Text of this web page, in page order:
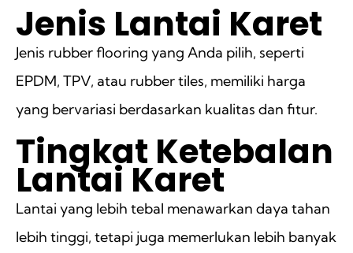
Jenis Lantai Karet
Jenis rubber flooring yang Anda pilih, seperti
EPDM, TPV, atau rubber tiles, memiliki harga
yang bervariasi berdasarkan kualitas dan fitur.
Tingkat Ketebalan
Lantai Karet
Lantai yang lebih tebal menawarkan daya tahan
lebih tinggi, tetapi juga memerlukan lebih banyak